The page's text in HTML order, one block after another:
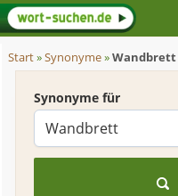
Start»Synonyme»Wandbrett
Synonyme für